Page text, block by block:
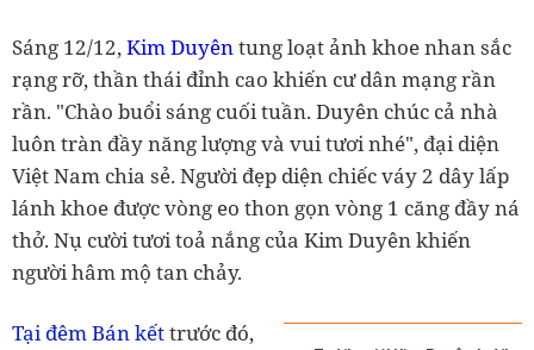
Sáng 12/12,Kim Duyêntung loạt ảnh khoe nhan sắc
rạng rỡ, thần thái đỉnh cao khiến cư dân mạng rần
rần. "Chào buổi sáng cuối tuần. Duyên chúc cả nhà
luôn tràn đầy năng lượng và vui tươi nhé", đại diện
Việt Nam chia sẻ. Người đẹp diện chiếc váy 2 dây lấp
lánh khoe được vòng eo thon gọn vòng 1 căng đầy ná
thở. Nụ cười tươi toả nắng của Kim Duyên khiến
người hâm mộ tan chảy.
Tại đêm Bán kếttrước đó,